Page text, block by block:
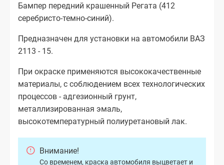
Бампер передний крашенный Регата (412
серебристо-темно-синий).
Предназначен для установки на автомобили ВАЗ
2113 - 15.
При окраске применяются высококачественные
материалы, с соблюдением всех технологических
процессов - адгезионный грунт,
металлизированная эмаль,
высокотемпературный полиуретановый лак.
Внимание!
Со временем, краска автомобиля выцветает и